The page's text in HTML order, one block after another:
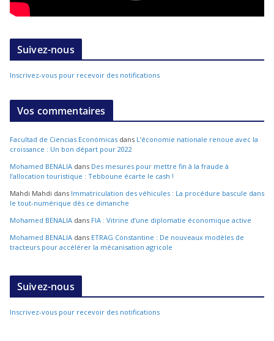
Suivez-nous
Inscrivez-vous pour recevoir des notifications
Vos commentaires
Facultad de Ciencias Económicas dans L’économie nationale renoue avec la
croissance : Un bon départ pour 2022
Mohamed BENALIA dans Des mesures pour mettre fin à la fraude à
l’allocation touristique : Tebboune écarte le cash !
Mahdi Mahdi dans Immatriculation des véhicules : La procédure bascule dans
le tout-numérique dès ce dimanche
Mohamed BENALIA dans FIA : Vitrine d’une diplomatie économique active
Mohamed BENALIA dans ETRAG Constantine : De nouveaux modèles de
tracteurs pour accélérer la mécanisation agricole
Suivez-nous
Inscrivez-vous pour recevoir des notifications